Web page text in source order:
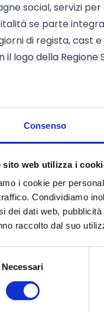
Consenso
sito web utilizza i
i cookie per
Condividiamo
dei dati web,
raccolto dal suo
Necessari
social, servizi
se parte
di regista, cast
logo della Regione
nazionali e
riconosciuti MI
viaggi e
e noleggio
e ufficio stampa
o audiovisive
(codice ATECO
unici o
o audiovisive